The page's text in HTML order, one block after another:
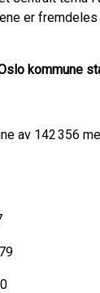
er
kommune
av 142 356